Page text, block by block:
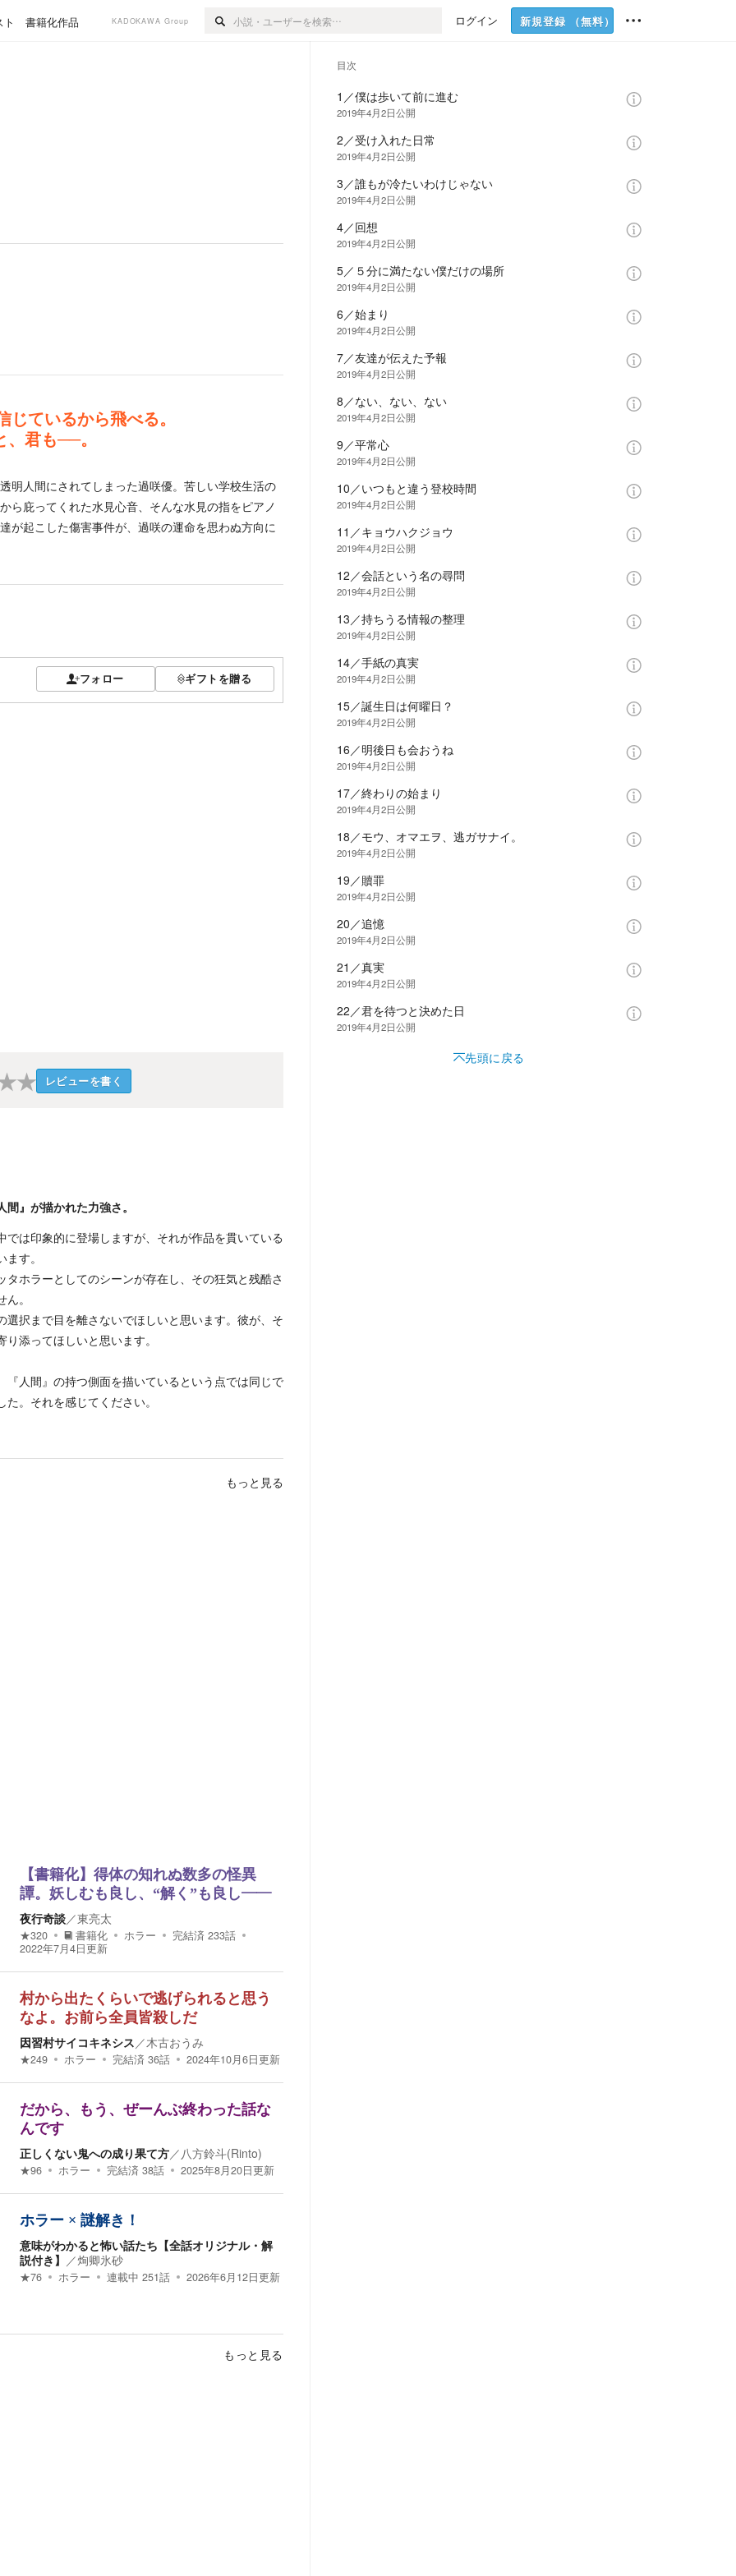
書籍化作品 KADOKAWA Group ログイン 新規登録 （無料）
ているから飛べる。
、君も──。
明人間にされてしまった過咲優。苦しい学校生活の
ら庇ってくれた水見心音、そんな水見の指をピアノ
が起こした傷害事件が、過咲の運命を思わぬ方向に
フォロー ギフトを贈る
★ レビューを書く
』が描かれた力強さ。
は印象的に登場しますが、それが作品を貫いている
す。
ホラーとしてのシーンが存在し、その狂気と残酷さ
。
択まで目を離さないでほしいと思います。彼が、そ
添ってほしいと思います。
人間』の持つ側面を描いているという点では同じで
。それを感じてください。
もっと見る
【書籍化】得体の知れぬ数多の怪異
譚。妖しむも良し、“解く”も良し――
夜行奇談／東亮太
★320 書籍化 ホラー 完結済 233話
2022年7月4日更新
村から出たくらいで逃げられると思う
なよ。お前ら全員皆殺しだ
因習村サイコキネシス／木古おうみ
★249 ホラー 完結済 36話 2024年10月6日更新
だから、もう、ぜーんぶ終わった話な
んです
正しくない鬼への成り果て方／ 八方鈴斗(Rinto)
★96 ホラー 完結済 38話 2025年8月20日更新
ホラー × 謎解き！
意味がわかると怖い話たち【全話オリジナル・解
説付き】 ／㶷卿氷砂
★76 ホラー 連載中 251話 2026年6月12日更新
もっと見る
目次
1／僕は歩いて前に進む
2019年4月2日公開
2／受け入れた日常
2019年4月2日公開
3／誰もが冷たいわけじゃない
2019年4月2日公開
4／回想
2019年4月2日公開
5／５分に満たない僕だけの場所
2019年4月2日公開
6／始まり
2019年4月2日公開
7／友達が伝えた予報
2019年4月2日公開
8／ない、ない、ない
2019年4月2日公開
9／平常心
2019年4月2日公開
10／いつもと違う登校時間
2019年4月2日公開
11／キョウハクジョウ
2019年4月2日公開
12／会話という名の尋問
2019年4月2日公開
13／持ちうる情報の整理
2019年4月2日公開
14／手紙の真実
2019年4月2日公開
15／誕生日は何曜日？
2019年4月2日公開
16／明後日も会おうね
2019年4月2日公開
17／終わりの始まり
2019年4月2日公開
18／モウ、オマエヲ、逃ガサナイ。
2019年4月2日公開
19／贖罪
2019年4月2日公開
20／追憶
2019年4月2日公開
21／真実
2019年4月2日公開
22／君を待つと決めた日
2019年4月2日公開
先頭に戻る